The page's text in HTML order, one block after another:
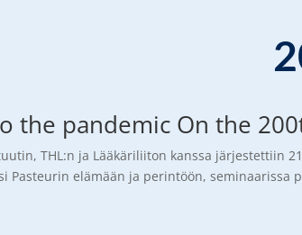
the pandemic On the
THL:n ja Lääkäriliiton kanssa järjestettiin
Pasteurin elämään ja perintöön,